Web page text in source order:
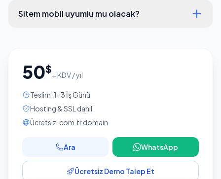
Sitem mobil uyumlu mu olacak?
50$+ KDV / yıl
Teslim: 1-3 İş Günü
Hosting & SSL dahil
Ücretsiz .com.tr domain
Ara WhatsApp
Ücretsiz Demo Talep Et